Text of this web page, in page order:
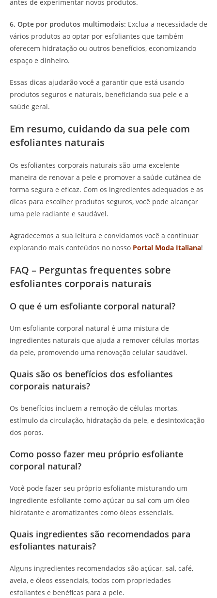
antes de experimentar novos produtos.
6. Opte por produtos multimodais: Exclua a necessidade de
vários produtos ao optar por esfoliantes que também
oferecem hidratação ou outros benefícios, economizando
espaço e dinheiro.
Essas dicas ajudarão você a garantir que está usando
produtos seguros e naturais, beneficiando sua pele e a
saúde geral.
Em resumo, cuidando da sua pele com
esfoliantes naturais
Os esfoliantes corporais naturais são uma excelente
maneira de renovar a pele e promover a saúde cutânea de
forma segura e eficaz. Com os ingredientes adequados e as
dicas para escolher produtos seguros, você pode alcançar
uma pele radiante e saudável.
Agradecemos a sua leitura e convidamos você a continuar
explorando mais conteúdos no nosso Portal Moda Italiana!
FAQ – Perguntas frequentes sobre
esfoliantes corporais naturais
O que é um esfoliante corporal natural?
Um esfoliante corporal natural é uma mistura de
ingredientes naturais que ajuda a remover células mortas
da pele, promovendo uma renovação celular saudável.
Quais são os benefícios dos esfoliantes
corporais naturais?
Os benefícios incluem a remoção de células mortas,
estímulo da circulação, hidratação da pele, e desintoxicação
dos poros.
Como posso fazer meu próprio esfoliante
corporal natural?
Você pode fazer seu próprio esfoliante misturando um
ingrediente esfoliante como açúcar ou sal com um óleo
hidratante e aromatizantes como óleos essenciais.
Quais ingredientes são recomendados para
esfoliantes naturais?
Alguns ingredientes recomendados são açúcar, sal, café,
aveia, e óleos essenciais, todos com propriedades
esfoliantes e benéficas para a pele.